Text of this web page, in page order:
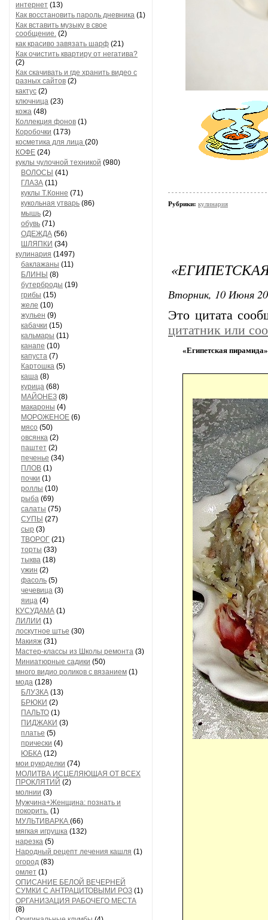
интернет (13)
Как восстановить пароль дневника (1)
Как вставить музыку в свое
сообщение. (2)
как красиво завязать шарф (21)
Как очистить квартиру от негатива?
(2)
Как скачивать и где хранить видео с
разных сайтов (2)
кактус (2)
ключница (23)
кожа (48)
Коллекция фонов (1)
Коробочки (173)
косметика для лица (20)
КОФЕ (24)
куклы чулочной техникой (980)
ВОЛОСЫ (41)
ГЛАЗА (11)
куклы Т.Конне (71)
кукольная утварь (86)
мышь (2)
обувь (71)
ОДЕЖДА (56)
ШЛЯПКИ (34)
кулинария (1497)
баклажаны (11)
БЛИНЫ (8)
бутерброды (19)
грибы (15)
желе (10)
жульен (9)
кабачки (15)
кальмары (11)
канапе (10)
капуста (7)
Картошка (5)
каша (8)
курица (68)
МАЙОНЕЗ (8)
макароны (4)
МОРОЖЕНОЕ (6)
мясо (50)
овсянка (2)
паштет (2)
печенье (34)
ПЛОВ (1)
почки (1)
роллы (10)
рыба (69)
салаты (75)
СУПЫ (27)
сыр (3)
ТВОРОГ (21)
торты (33)
тыква (18)
ужин (2)
фасоль (5)
чечевица (3)
яица (4)
КУСУДАМА (1)
ЛИЛИИ (1)
лоскутное штье (30)
Макияж (31)
Мастер-классы из Школы ремонта (3)
Миниатюрные садики (50)
много видио роликов с вязанием (1)
мода (128)
БЛУЗКА (13)
БРЮКИ (2)
ПАЛЬТО (1)
ПИДЖАКИ (3)
платье (5)
прически (4)
ЮБКА (12)
мои рукоделки (74)
МОЛИТВА ИСЦЕЛЯЮЩАЯ ОТ ВСЕХ
ПРОКЛЯТИЙ (2)
молнии (3)
Мужчина+Женщина: познать и
покорить. (1)
МУЛЬТИВАРКА (66)
мягкая игрушка (132)
нарезка (5)
Народный рецепт лечения кашля (1)
огород (83)
омлет (1)
ОПИСАНИЕ БЕЛОЙ ВЕЧЕРНЕЙ
СУМКИ С АНТРАЦИТОВЫМИ РОЗ (1)
ОРГАНИЗАЦИЯ РАБОЧЕГО МЕСТА
(8)
Рубрики: кулинария
Вторник, 10 Июня
Это цитата
цитатник или
«Египетская пирамида»